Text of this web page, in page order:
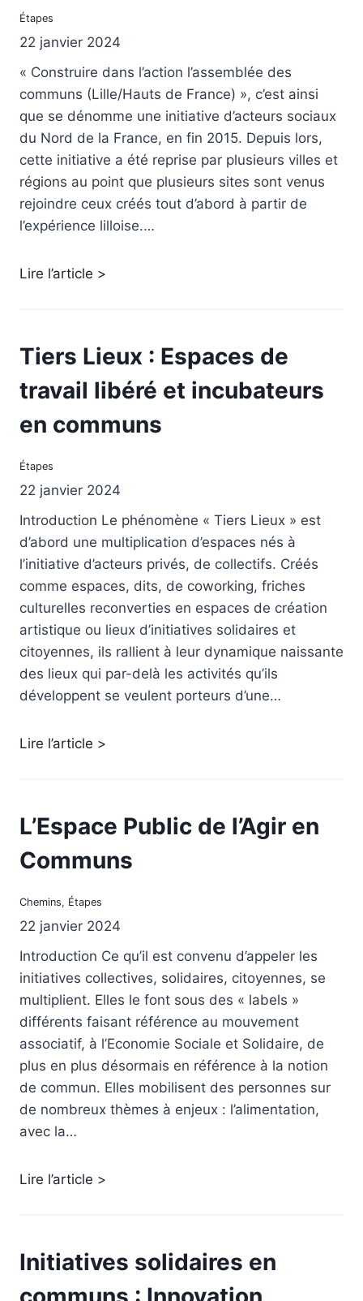
Étapes
22 janvier 2024
« Construire dans l’action l’assemblée des
communs (Lille/Hauts de France) », c’est ainsi
que se dénomme une initiative d’acteurs sociaux
du Nord de la France, en fin 2015. Depuis lors,
cette initiative a été reprise par plusieurs villes et
régions au point que plusieurs sites sont venus
rejoindre ceux créés tout d’abord à partir de
l’expérience lilloise.…
Lire l’article >
Tiers Lieux : Espaces de
travail libéré et incubateurs
en communs
Étapes
22 janvier 2024
Introduction Le phénomène « Tiers Lieux » est
d’abord une multiplication d’espaces nés à
l’initiative d’acteurs privés, de collectifs. Créés
comme espaces, dits, de coworking, friches
culturelles reconverties en espaces de création
artistique ou lieux d’initiatives solidaires et
citoyennes, ils rallient à leur dynamique naissante
des lieux qui par-delà les activités qu’ils
développent se veulent porteurs d’une…
Lire l’article >
L’Espace Public de l’Agir en
Communs
Chemins, Étapes
22 janvier 2024
Introduction Ce qu’il est convenu d’appeler les
initiatives collectives, solidaires, citoyennes, se
multiplient. Elles le font sous des « labels »
différents faisant référence au mouvement
associatif, à l’Economie Sociale et Solidaire, de
plus en plus désormais en référence à la notion
de commun. Elles mobilisent des personnes sur
de nombreux thèmes à enjeux : l’alimentation,
avec la…
Lire l’article >
Initiatives solidaires en